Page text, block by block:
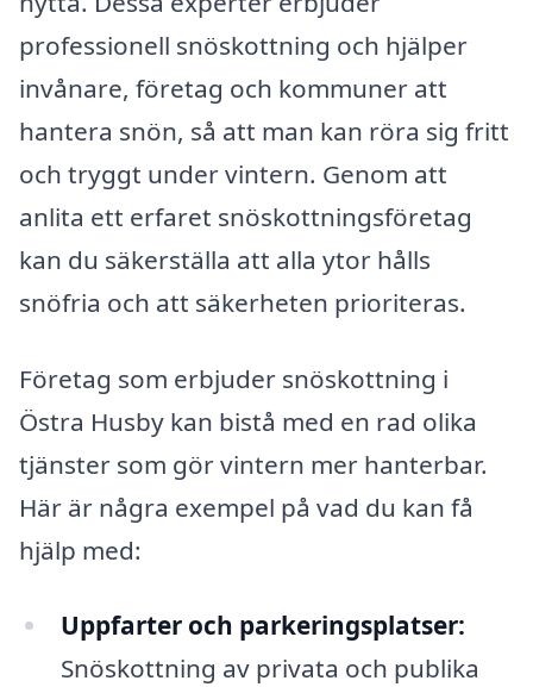
professionell snöskottning och hjälper
invånare, företag och kommuner att
hantera snön, så att man kan röra sig fritt
och tryggt under vintern. Genom att
anlita ett erfaret snöskottningsföretag
kan du säkerställa att alla ytor hålls
snöfria och att säkerheten prioriteras.
Företag som erbjuder snöskottning i
Östra Husby kan bistå med en rad olika
tjänster som gör vintern mer hanterbar.
Här är några exempel på vad du kan få
hjälp med:
Uppfarter och parkeringsplatser:
Snöskottning av privata och publika